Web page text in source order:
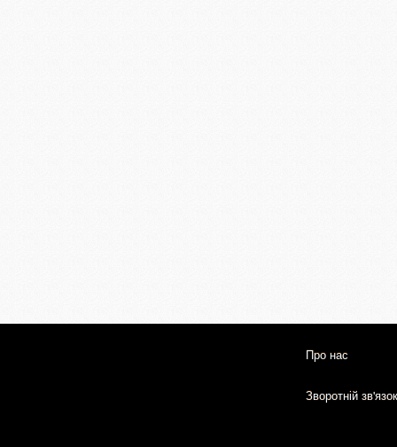
Про нас
Зворотній зв'язок